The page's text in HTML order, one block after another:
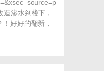
造渗水到楼下，
好好的翻新，